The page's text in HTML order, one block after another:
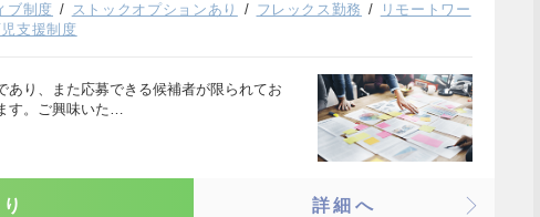
ブ制度 ストックオプションあり フレックス勤務
リモートワー
支援制度
り、また応募できる候補者が限られてお
す。ご興味いた…
詳細へ